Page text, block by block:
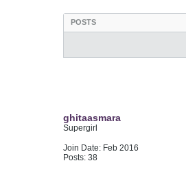
POSTS
ghitaasmara
Supergirl
Join Date: Feb 2016
Posts: 38